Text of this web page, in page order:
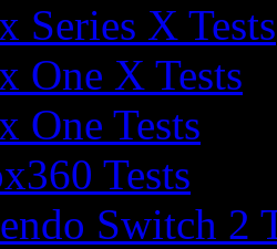
Series X Tests
One X Tests
One Tests
Tests
Switch 2